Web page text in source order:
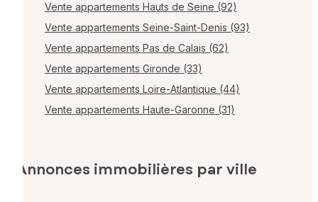
Vente appartements Hauts de Seine (92)
Vente appartements Seine-Saint-Denis (93)
Vente appartements Pas de Calais (62)
Vente appartements Gironde (33)
Vente appartements Loire-Atlantique (44)
Vente appartements Haute-Garonne (31)
Annonces immobilières par ville